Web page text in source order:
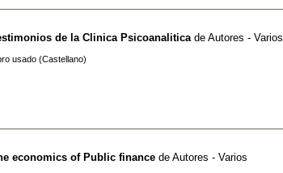
de la Clinica Psicoanalitica de Autores - Varios
usado (Castellano)
economics of Public finance de Autores - Varios